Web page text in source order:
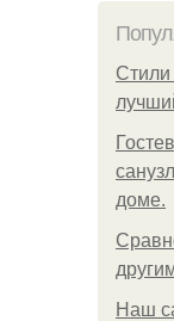
Стили
доме.
Наш